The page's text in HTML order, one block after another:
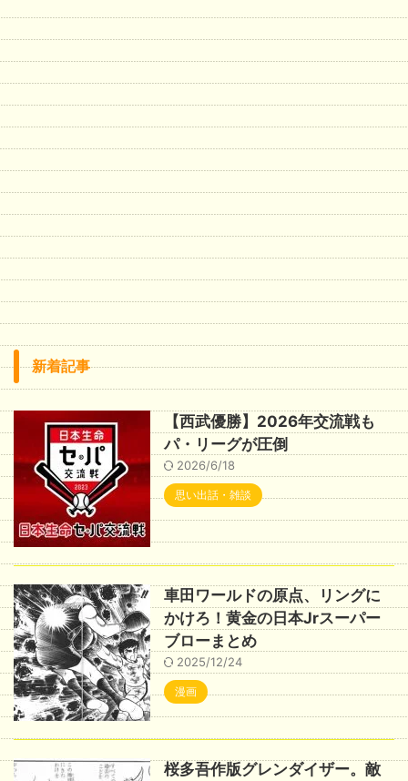
新着記事
【西武優勝】2026年交流戦も
パ・リーグが圧倒
2026/6/18
思い出話・雑談
車田ワールドの原点、リングに
かけろ！黄金の日本Jrスーパー
ブローまとめ
2025/12/24
漫画
桜多吾作版グレンダイザー。敵